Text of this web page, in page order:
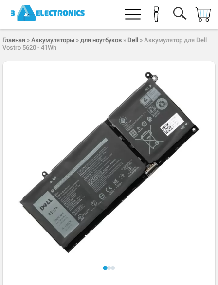
Главная » Аккумуляторы » для ноутбуков » Dell » Аккумулятор для Dell
Vostro 5620 - 41Wh